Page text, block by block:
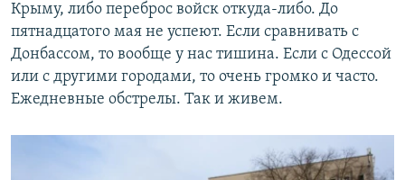
Крыму, либо переброс войск откуда-либо. До
пятнадцатого мая не успеют. Если сравнивать с
Донбассом, то вообще у нас тишина. Если с Одессой
или с другими городами, то очень громко и часто.
Ежедневные обстрелы. Так и живем.